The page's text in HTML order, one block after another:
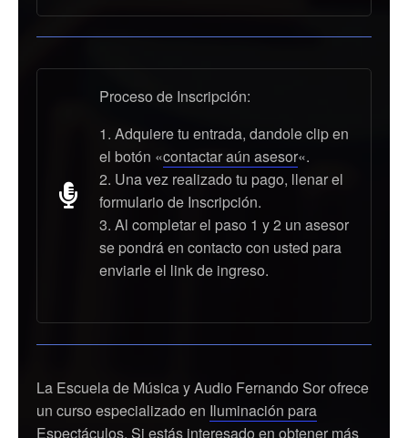
Proceso de Inscripción:
Adquiere tu entrada, dandole clip en
el botón «contactar aún asesor«.
Una vez realizado tu pago, llenar el
formulario de Inscripción.
Al completar el paso 1 y 2 un asesor
se pondrá en contacto con usted para
enviarle el link de ingreso.
La Escuela de Música y Audio Fernando Sor ofrece
un curso especializado en Iluminación para
Espectáculos. Si estás interesado en obtener más